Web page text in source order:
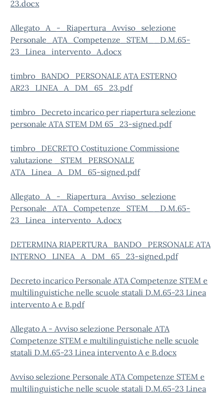
23.docx
Allegato_A_-_Riapertura_Avviso_selezione
Personale_ATA_Competenze_STEM__D.M.65-
23_Linea_intervento_A.docx
timbro_BANDO_PERSONALE ATA ESTERNO
AR23_LINEA_A_DM_65_23.pdf
timbro_Decreto incarico per riapertura selezione
personale ATA STEM DM 65_23-signed.pdf
timbro_DECRETO Costituzione Commissione
valutazione _STEM_PERSONALE
ATA_Linea_A_DM_65-signed.pdf
Allegato_A_-_Riapertura_Avviso_selezione
Personale_ATA_Competenze_STEM__D.M.65-
23_Linea_intervento_A.docx
DETERMINA RIAPERTURA_BANDO_PERSONALE ATA
INTERNO_LINEA_A_DM_65_23-signed.pdf
Decreto incarico Personale ATA Competenze STEM e
multilinguistiche nelle scuole statali D.M.65-23 Linea
intervento A e B.pdf
Allegato A - Avviso selezione Personale ATA
Competenze STEM e multilinguistiche nelle scuole
statali D.M.65-23 Linea intervento A e B.docx
Avviso selezione Personale ATA Competenze STEM e
multilinguistiche nelle scuole statali D.M.65-23 Linea